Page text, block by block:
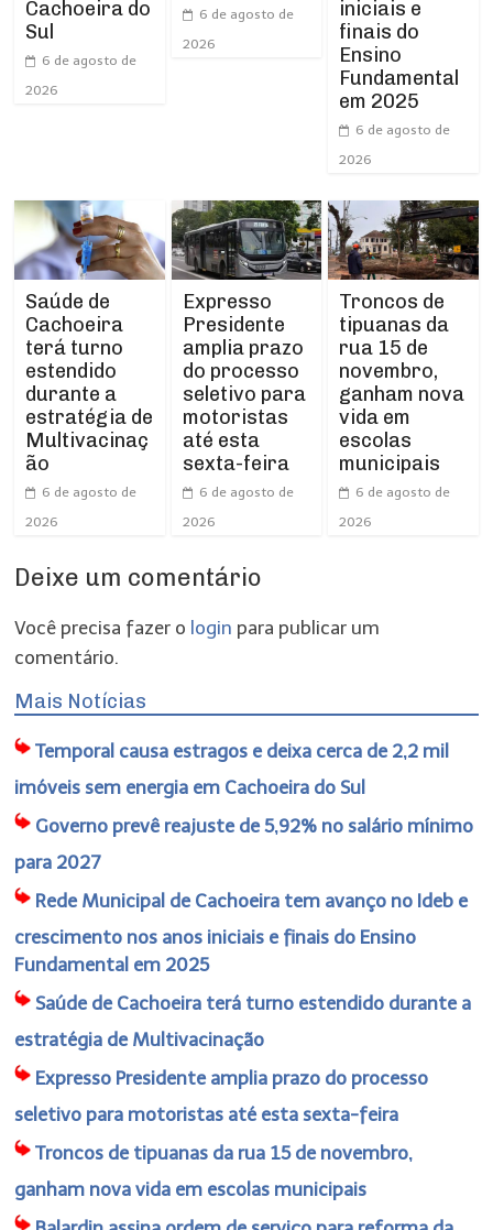
Cachoeira do
Sul
6 de agosto de
2026
6 de agosto de
2026
iniciais e
finais do
Ensino
Fundamental
em 2025
6 de agosto de
2026
Saúde de
Cachoeira
terá turno
estendido
durante a
estratégia de
Multivacinaç
ão
6 de agosto de
2026
Expresso
Presidente
amplia prazo
do processo
seletivo para
motoristas
até esta
sexta-feira
6 de agosto de
2026
Troncos de
tipuanas da
rua 15 de
novembro,
ganham nova
vida em
escolas
municipais
6 de agosto de
2026
Deixe um comentário
Você precisa fazer o login para publicar um
comentário.
Mais Notícias
Temporal causa estragos e deixa cerca de 2,2 mil
imóveis sem energia em Cachoeira do Sul
Governo prevê reajuste de 5,92% no salário mínimo
para 2027
Rede Municipal de Cachoeira tem avanço no Ideb e
crescimento nos anos iniciais e finais do Ensino
Fundamental em 2025
Saúde de Cachoeira terá turno estendido durante a
estratégia de Multivacinação
Expresso Presidente amplia prazo do processo
seletivo para motoristas até esta sexta-feira
Troncos de tipuanas da rua 15 de novembro,
ganham nova vida em escolas municipais